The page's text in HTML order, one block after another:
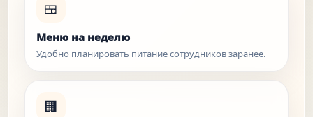
🍱
Меню на неделю
Удобно планировать питание сотрудников заранее.
🏢